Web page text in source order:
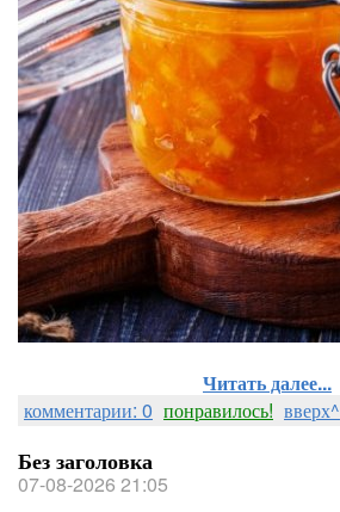
Читать далее...
комментарии: 0 понравилось! вверх^
Без заголовка
07-08-2026 21:05